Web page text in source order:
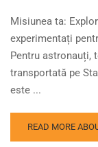
Misiunea ta:
experimentați
Pentru astronauți,
transportată pe
este ...
READ MORE